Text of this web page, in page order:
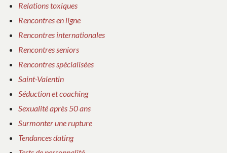
Relations toxiques
Rencontres en ligne
Rencontres internationales
Rencontres seniors
Rencontres spécialisées
Saint-Valentin
Séduction et coaching
Sexualité après 50 ans
Surmonter une rupture
Tendances dating